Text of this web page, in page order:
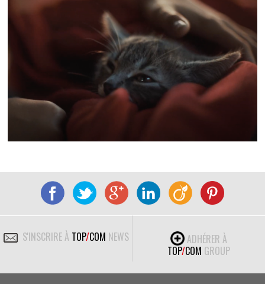
S'INSCRIRE À TOP/COM NEWS
ADHÉRER À
TOP/COM GROUP